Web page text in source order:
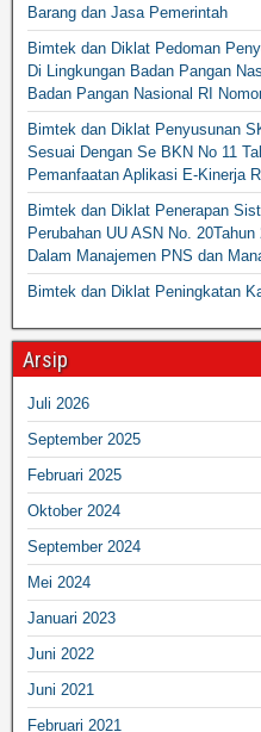
Barang dan Jasa Pemerintah
Bimtek dan Diklat Pedoman
Di Lingkungan Badan Pangan
Badan Pangan Nasional RI
Bimtek dan Diklat Penyusunan
Sesuai Dengan Se BKN No 11
Pemanfaatan Aplikasi E-Kinerja
Bimtek dan Diklat Penerapan
Perubahan UU ASN No.
Dalam Manajemen PNS dan
Bimtek dan Diklat Peningkatan
Arsip
Juli 2026
September 2025
Februari 2025
Oktober 2024
September 2024
Mei 2024
Januari 2023
Juni 2022
Juni 2021
Februari 2021